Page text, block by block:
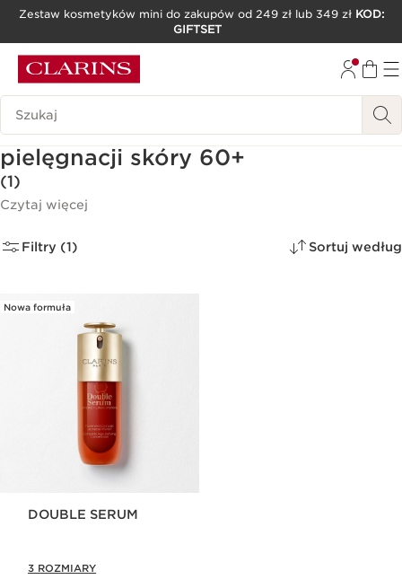
PRZEJDŹ DO STOPKI
Zestaw kosmetyków mini do zakupów od 249 zł lub 349 zł KOD:
GIFTSET
Historia wyszukiwania
Świąteczne prezenty do
pielęgnacji skóry 60+
(1)
Czytaj więcej
Filtry (1) Sortuj według
Nowa formuła
DOUBLE SERUM
3 ROZMIARY